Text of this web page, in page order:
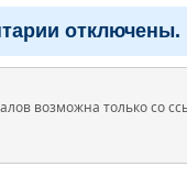
отключены.
возможна только со